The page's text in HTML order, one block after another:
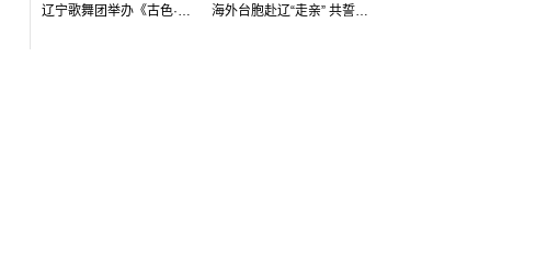
辽宁歌舞团举办《古色·国宝辽宁》排练开放日活动 海外台胞赴辽“走亲” 共誓“和平初心”